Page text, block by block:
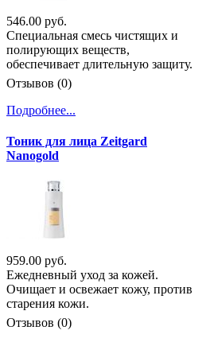
546.00 руб.
Специальная смесь чистящих и
полирующих веществ,
обеспечивает длительную защиту.
Отзывов (0)
Подробнее...
Тоник для лица Zeitgard
Nanogold
959.00 руб.
Ежедневный уход за кожей.
Очищает и освежает кожу, против
старения кожи.
Отзывов (0)